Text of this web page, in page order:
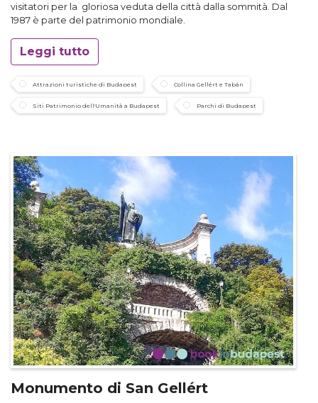
visitatori per la gloriosa veduta della città dalla sommità. Dal
1987 è parte del patrimonio mondiale.
Leggi tutto
Attrazioni turistiche di Budapest Collina Gellért e Tabán
Siti Patrimonio dell'Umanità a Budapest Parchi di Budapest
Monumento di San Gellért